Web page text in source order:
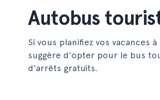
Autobus
Si vous planifiez vos vacances
suggère d'opter pour le bus
d'arrêts gratuits.